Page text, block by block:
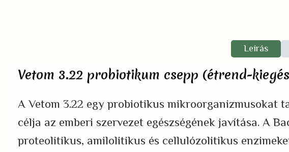
Leírás
Vetom 3.22 probiotikum csepp (étrend-
A Vetom 3.22 egy probiotikus mikroorganizmusokat
célja az emberi szervezet egészségének javítása. A
proteolitikus, amilolitikus és cellulózolitikus